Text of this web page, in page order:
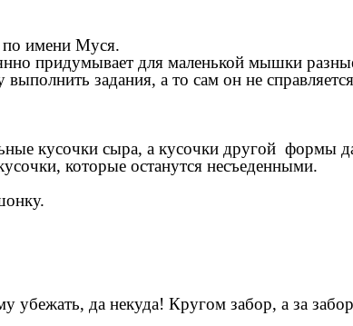
по имени Муся.
придумывает для маленькой мышки
выполнить задания, а то сам он не
кусочки сыра, а кусочки другой формы
которые останутся несъеденными.
да некуда! Кругом забор, а за